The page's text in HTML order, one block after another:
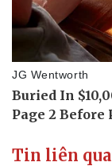
Tin liên